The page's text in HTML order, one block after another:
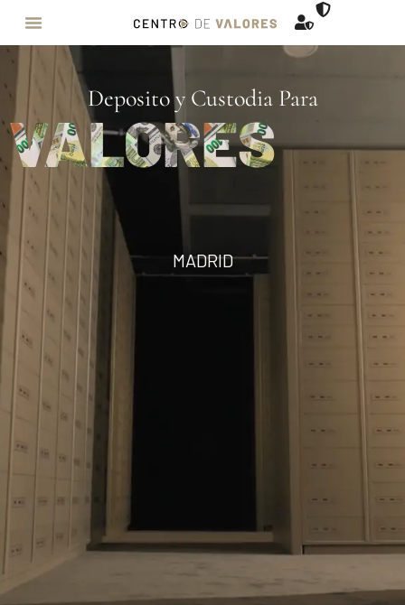
Deposito y Custodia Para
VALORES
MADRID